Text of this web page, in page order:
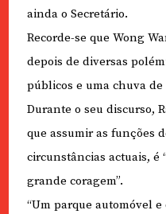
ainda o Secretário.
Recorde-se que Wong
depois de diversas
públicos e uma chuva
Durante o seu discurso,
que assumir as funções
circunstâncias actuais, é
grande coragem”.
“Um parque automóvel